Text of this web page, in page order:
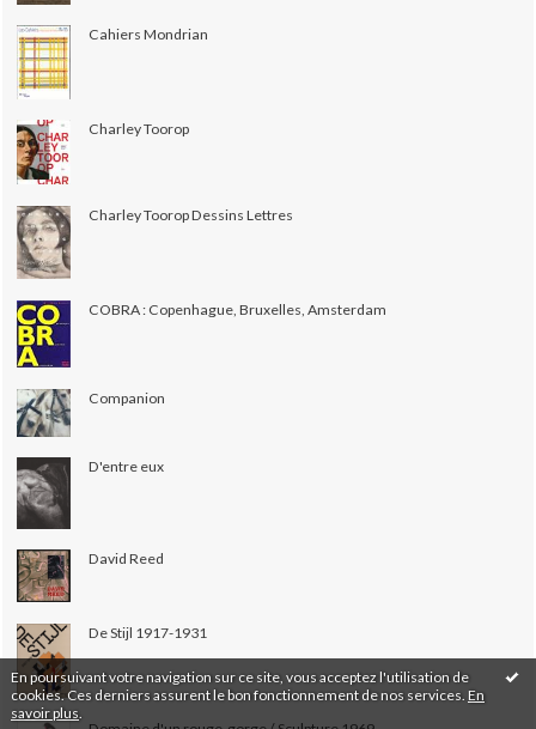
En poursuivant votre navigation sur ce site, vous acceptez l'utilisation de
cookies. Ces derniers assurent le bon fonctionnement de nos services. En
savoir plus
Cahiers Mondrian
Charley Toorop
Charley Toorop Dessins Lettres
COBRA : Copenhague, Bruxelles, Amsterdam
Companion
D'entre eux
David Reed
De Stijl 1917-1931